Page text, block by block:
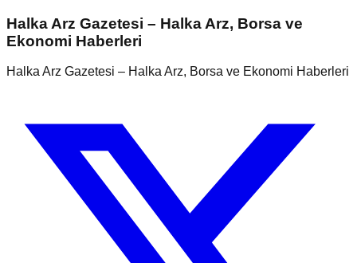
Halka Arz Gazetesi – Halka Arz, Borsa ve
Ekonomi Haberleri
Halka Arz Gazetesi – Halka Arz, Borsa ve Ekonomi Haberleri